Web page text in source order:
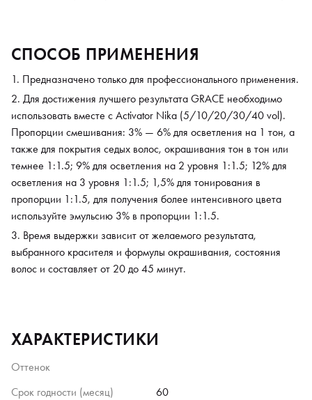
СПОСОБ ПРИМЕНЕНИЯ
Предназначено только для профессионального применения.
Для достижения лучшего результата GRACE необходимо
использовать вместе с Activator Nika (5/10/20/30/40 vol).
Пропорции смешивания: 3% — 6% для осветления на 1 тон, а
также для покрытия седых волос, окрашивания тон в тон или
темнее 1:1.5; 9% для осветления на 2 уровня 1:1.5; 12% для
осветления на 3 уровня 1:1.5; 1,5% для тонирования в
пропорции 1:1.5, для получения более интенсивного цвета
используйте эмульсию 3% в пропорции 1:1.5.
Время выдержки зависит от желаемого результата,
выбранного красителя и формулы окрашивания, состояния
волос и составляет от 20 до 45 минут.
ХАРАКТЕРИСТИКИ
Оттенок
Срок годности (месяц)
60